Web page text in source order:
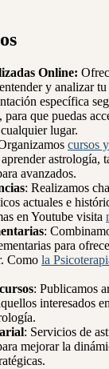
Online:
y analizar tu
específica
que puedas
lugar.
cursos
astrología,
avanzados.
: Realizamos
actuales e
en Youtube visita
:
para
Como la
: Publicamos
interesados
: Servicios de
mejorar la